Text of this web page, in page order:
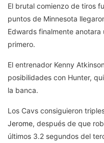
El brutal comienzo de tiros
puntos de Minnesota
Edwards finalmente
primero.
El entrenador Kenny
posibilidades con Hunter,
la banca.
Los Cavs consiguieron
Jerome, después de que
últimos 3.2 segundos del